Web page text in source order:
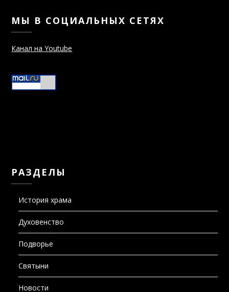
МЫ В СОЦИАЛЬНЫХ СЕТЯХ
Канал на Youtube
РАЗДЕЛЫ
История храма
Духовенство
Подворье
Святыни
Новости